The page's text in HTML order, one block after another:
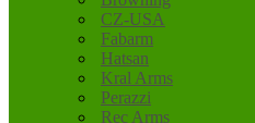
CZ-USA
Fabarm
Hatsan
Kral Arms
Perazzi
Rec Arms